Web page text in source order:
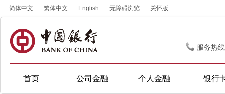
简体中文 繁体中文 English 无障碍浏览 关怀版
服务热
首页 公司金融 个人金融 银行